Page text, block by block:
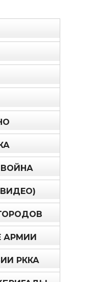
АРМИИ
РККА